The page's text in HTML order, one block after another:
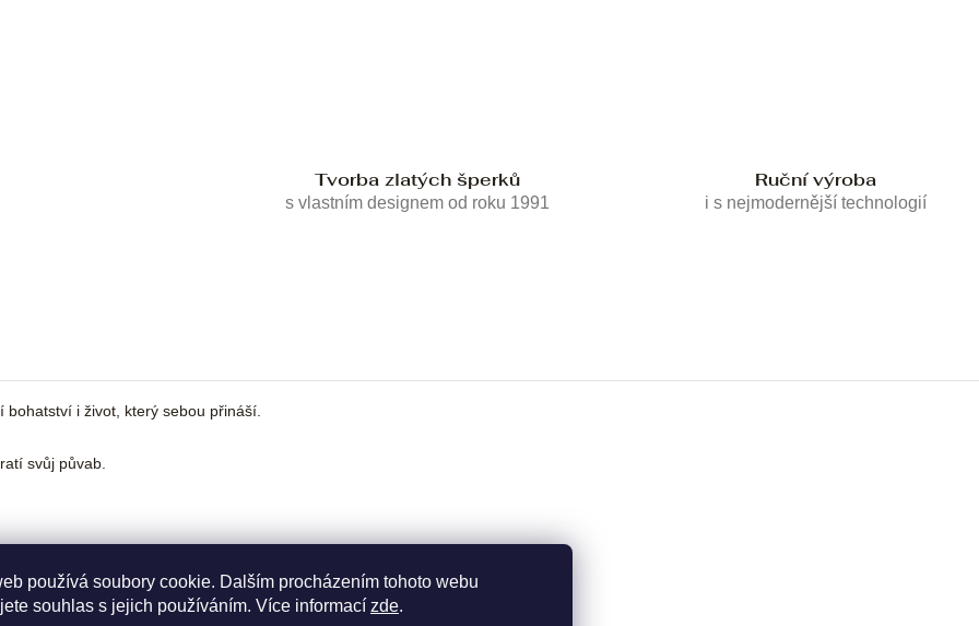
používá soubory cookie. Dalším procházením tohoto webu
souhlas s jejich používáním. Více informací zde.
Tvorba zlatých šperků
s vlastním designem od roku 1991
Ruční výroba
i s nejmodernější technologií
i život, který sebou přináší.
svůj půvab.